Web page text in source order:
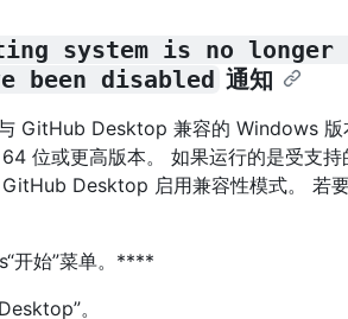
system is no longer
been disabled 通知
GitHub Desktop 兼容的 Windows
位或更高版本。 如果运行的是受支
Desktop 启用兼容性模式。 若
开始”菜单。****
。